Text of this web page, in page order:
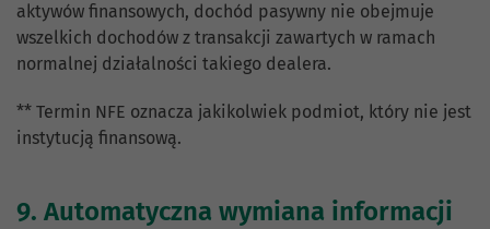
aktywów finansowych, dochód pasywny nie obejmuje
wszelkich dochodów z transakcji zawartych w ramach
normalnej działalności takiego dealera.
** Termin NFE oznacza jakikolwiek podmiot, który nie jest
instytucją finansową.
9. Automatyczna wymiana informacji